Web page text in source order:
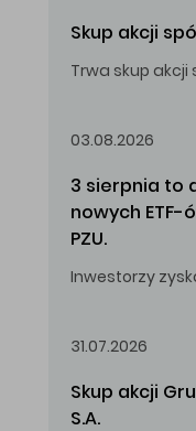
Skup akcji
03.08.2026
3 sierpnia to
nowych ETF-
PZU.
31.07.2026
Skup akcji
S.A.